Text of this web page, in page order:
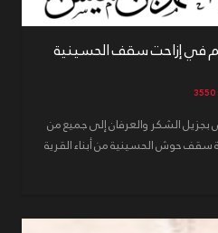
في إزاحت سقف الحسينية
الشكر والعرفان إلى جميع من
حوش الحسينية من أبناء القرية